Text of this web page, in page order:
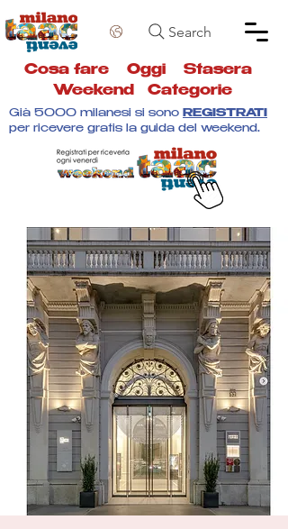
Search
Cosa fare Oggi Stasera
Weekend
Categorie
Già 5000 milanesi si sono REGISTRATI
per ricevere gratis la guida del weekend.